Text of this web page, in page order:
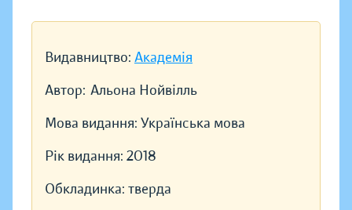
Видавництво: Академія
Автор: Альона Нойвілль
Мова видання: Українська мова
Рік видання: 2018
Обкладинка: тверда